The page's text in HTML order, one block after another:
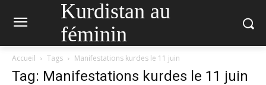
Kurdistan au
féminin
Accueil Tags Manifestations kurdes le 11 juin
Tag: Manifestations kurdes le 11 juin